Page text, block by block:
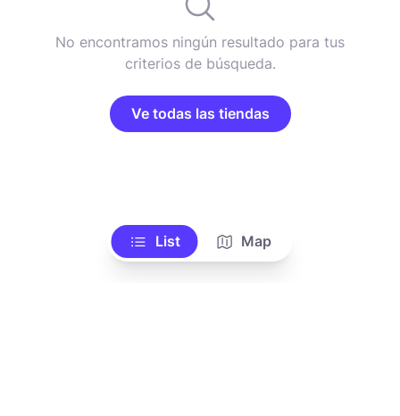
No encontramos ningún resultado para tus
criterios de búsqueda.
Ve todas las tiendas
List Map